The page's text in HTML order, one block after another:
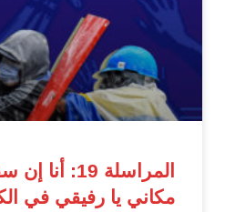
المراسلة 19:
مكاني يا رفيقي في